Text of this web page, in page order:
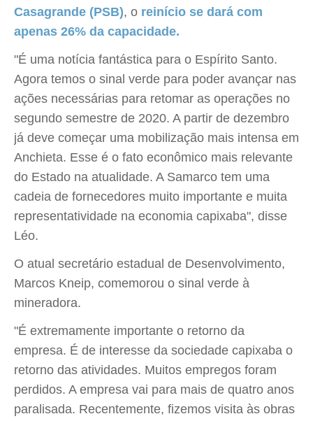
Casagrande (PSB), o reinício se dará com
apenas 26% da capacidade.
"É uma notícia fantástica para o Espírito Santo.
Agora temos o sinal verde para poder avançar nas
ações necessárias para retomar as operações no
segundo semestre de 2020. A partir de dezembro
já deve começar uma mobilização mais intensa em
Anchieta. Esse é o fato econômico mais relevante
do Estado na atualidade. A Samarco tem uma
cadeia de fornecedores muito importante e muita
representatividade na economia capixaba", disse
Léo.
O atual secretário estadual de Desenvolvimento,
Marcos Kneip, comemorou o sinal verde à
mineradora.
"É extremamente importante o retorno da
empresa. É de interesse da sociedade capixaba o
retorno das atividades. Muitos empregos foram
perdidos. A empresa vai para mais de quatro anos
paralisada. Recentemente, fizemos visita às obras